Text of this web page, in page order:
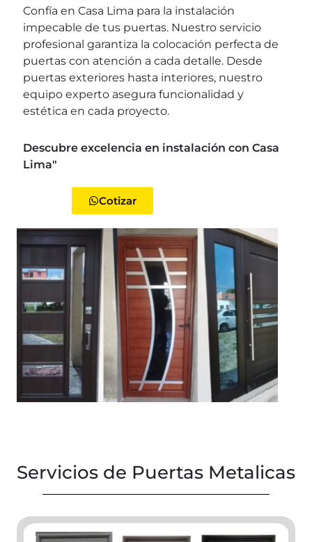
Confía en Casa Lima para la instalación
impecable de tus puertas. Nuestro servicio
profesional garantiza la colocación perfecta de
puertas con atención a cada detalle. Desde
puertas exteriores hasta interiores, nuestro
equipo experto asegura funcionalidad y
estética en cada proyecto.
Descubre excelencia en instalación con Casa
Lima"
Cotizar
Servicios de Puertas Metalicas